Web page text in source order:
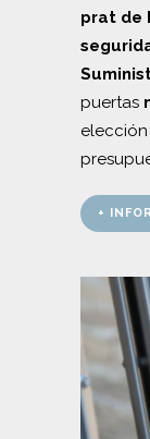
prat de
puertas
+